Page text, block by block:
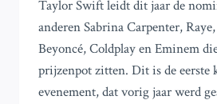
Taylor Swift leidt dit jaar de
anderen Sabrina Carpenter,
Beyoncé, Coldplay en Eminem
prijzenpot zitten. Dit is de
evenement, dat vorig jaar werd